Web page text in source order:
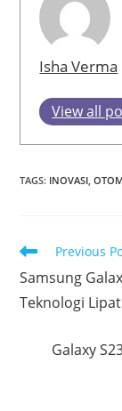
Isha Verma
View all
TAGS: INOVASI
Read
articles
Previous
Samsung
Teknologi Lipat
Galaxy